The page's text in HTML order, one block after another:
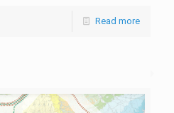
Read more